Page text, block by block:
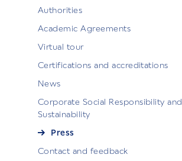
Authorities
Academic Agreements
Virtual tour
Certifications and accreditations
News
Corporate Social Responsibility and
Sustainability
Press
Contact and feedback